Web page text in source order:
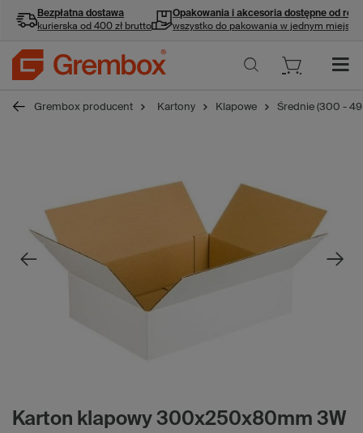
Bezpłatna dostawa
kurierska od 400 zł brutto
Opakowania i akcesoria dostępne od ręki
wszystko do pakowania w jednym miejscu
Grembox producent Kartony Klapowe Średnie (300 -
Karton klapowy 300x250x80mm 3W